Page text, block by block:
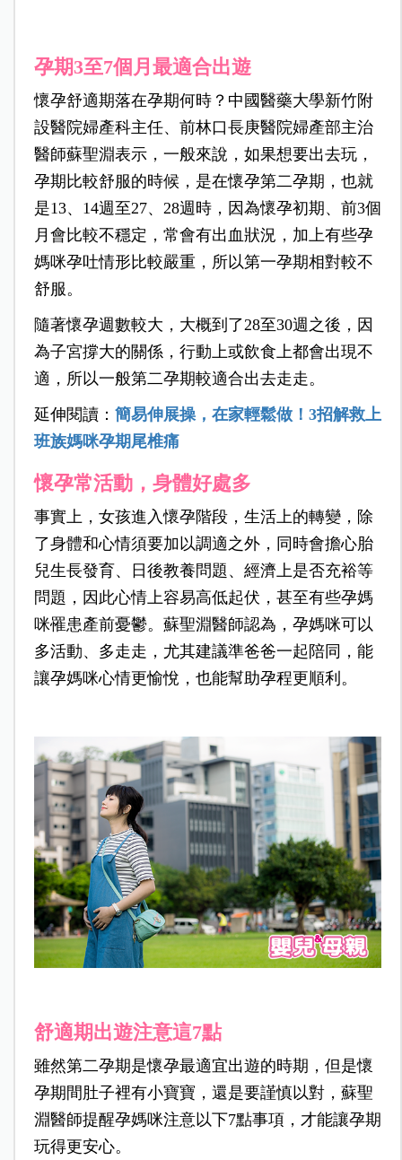
孕期3至7個月最適合出遊
懷孕舒適期落在孕期何時？中國醫藥大學新竹附
設醫院婦產科主任、前林口長庚醫院婦產部主治
醫師蘇聖淵表示，一般來說，如果想要出去玩，
孕期比較舒服的時候，是在懷孕第二孕期，也就
是13、14週至27、28週時，因為懷孕初期、前3個
月會比較不穩定，常會有出血狀況，加上有些孕
媽咪孕吐情形比較嚴重，所以第一孕期相對較不
舒服。
隨著懷孕週數較大，大概到了28至30週之後，因
為子宮撐大的關係，行動上或飲食上都會出現不
適，所以一般第二孕期較適合出去走走。
延伸閱讀： 簡易伸展操，在家輕鬆做！3招解救上
班族媽咪孕期尾椎痛
懷孕常活動，身體好處多
事實上，女孩進入懷孕階段，生活上的轉變，除
了身體和心情須要加以調適之外，同時會擔心胎
兒生長發育、日後教養問題、經濟上是否充裕等
問題，因此心情上容易高低起伏，甚至有些孕媽
咪罹患產前憂鬱。蘇聖淵醫師認為，孕媽咪可以
多活動、多走走，尤其建議準爸爸一起陪同，能
讓孕媽咪心情更愉悅，也能幫助孕程更順利。
舒適期出遊注意這7點
雖然第二孕期是懷孕最適宜出遊的時期，但是懷
孕期間肚子裡有小寶寶，還是要謹慎以對，蘇聖
淵醫師提醒孕媽咪注意以下7點事項，才能讓孕期
玩得更安心。